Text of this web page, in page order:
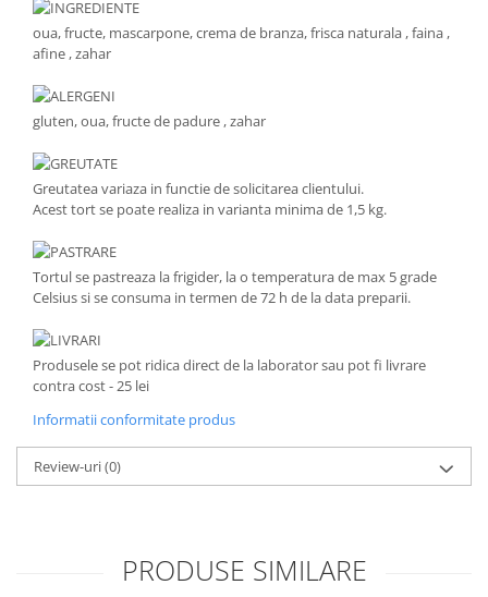
INGREDIENTE
oua, fructe, mascarpone, crema de branza, frisca naturala , faina ,
afine , zahar
ALERGENI
gluten, oua, fructe de padure , zahar
GREUTATE
Greutatea variaza in functie de solicitarea clientului.
Acest tort se poate realiza in varianta minima de 1,5 kg.
PASTRARE
Tortul se pastreaza la frigider, la o temperatura de max 5 grade
Celsius si se consuma in termen de 72 h de la data preparii.
LIVRARI
Produsele se pot ridica direct de la laborator sau pot fi livrare
contra cost - 25 lei
Informatii conformitate produs
Review-uri(0)
PRODUSE SIMILARE